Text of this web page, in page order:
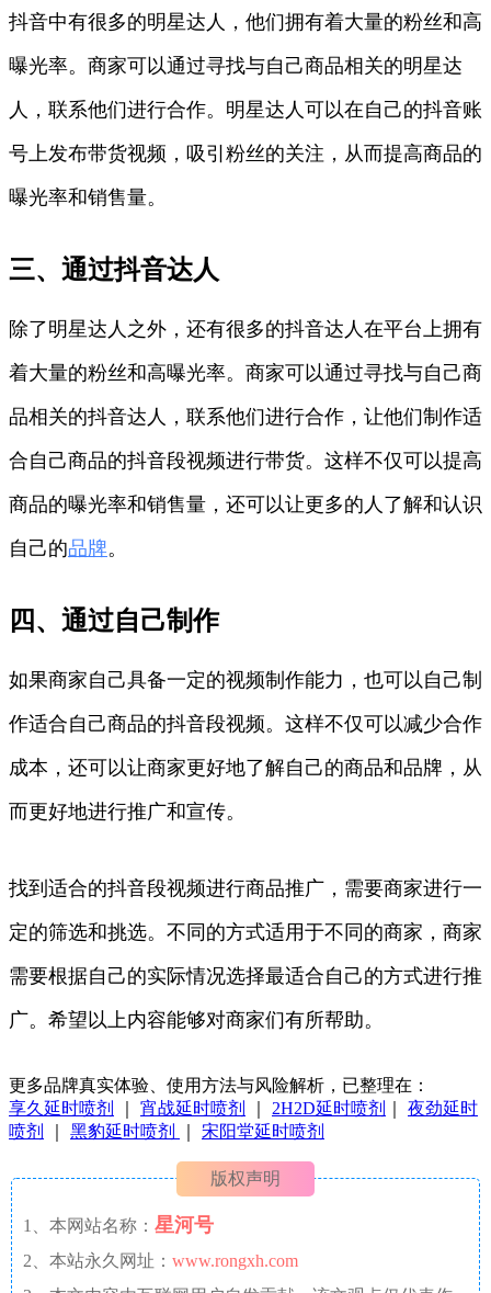
抖音中有很多的明星达人，他们拥有着大量的粉丝和高
曝光率。商家可以通过寻找与自己商品相关的明星达
人，联系他们进行合作。明星达人可以在自己的抖音账
号上发布带货视频，吸引粉丝的关注，从而提高商品的
曝光率和销售量。
三、通过抖音达人
除了明星达人之外，还有很多的抖音达人在平台上拥有
着大量的粉丝和高曝光率。商家可以通过寻找与自己商
品相关的抖音达人，联系他们进行合作，让他们制作适
合自己商品的抖音段视频进行带货。这样不仅可以提高
商品的曝光率和销售量，还可以让更多的人了解和认识
自己的品牌。
四、通过自己制作
如果商家自己具备一定的视频制作能力，也可以自己制
作适合自己商品的抖音段视频。这样不仅可以减少合作
成本，还可以让商家更好地了解自己的商品和品牌，从
而更好地进行推广和宣传。
找到适合的抖音段视频进行商品推广，需要商家进行一
定的筛选和挑选。不同的方式适用于不同的商家，商家
需要根据自己的实际情况选择最适合自己的方式进行推
广。希望以上内容能够对商家们有所帮助。
更多品牌真实体验、使用方法与风险解析，已整理在：
享久延时喷剂
宵战延时喷剂 2H2D延时喷剂
夜劲延时
喷剂
黑豹延时喷剂 宋阳堂延时喷剂
版权声明
1、本网站名称： 星河号
2、本站永久网址： www.rongxh.com